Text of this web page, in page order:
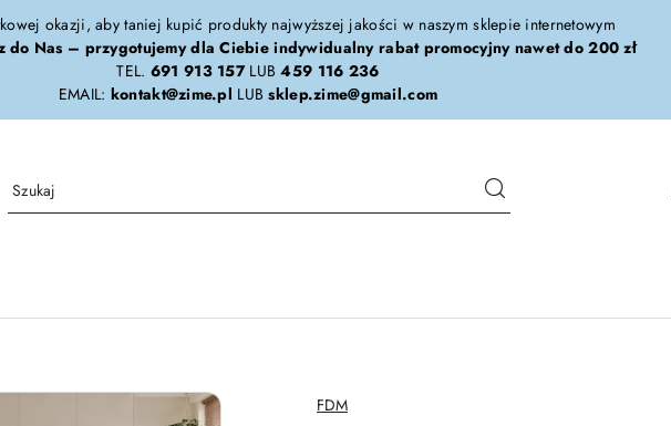
okazji, aby taniej kupić produkty najwyższej jakości w naszym sklepie internetowym
do Nas – przygotujemy dla Ciebie indywidualny rabat promocyjny nawet do 200 zł
TEL. 691 913 157LUB459 116 236
EMAIL: kontakt@zime.pl LUBsklep.zime@gmail.com
NAZWA
PRODUCENTA:
FDM